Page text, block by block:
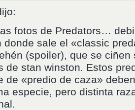
fotos de Predators…
donde sale el «classic
(spoiler), que se
de stan winston. Estos
de «predio de caza»
especie, pero distinta